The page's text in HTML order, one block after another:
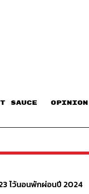
SAUCE​ OPINION
ไว้นอนพักผ่อนปี 2024